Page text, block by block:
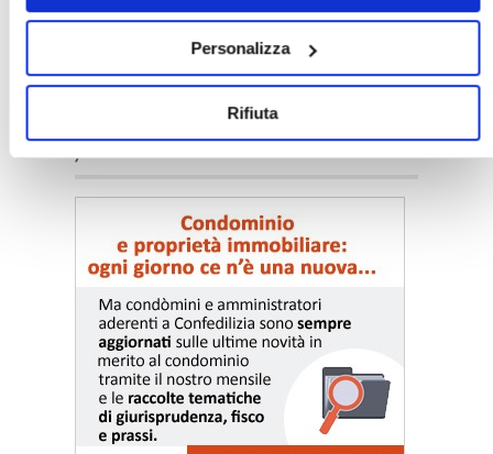
Personalizza
Rifiuta
〉 Notizie e Banche dati